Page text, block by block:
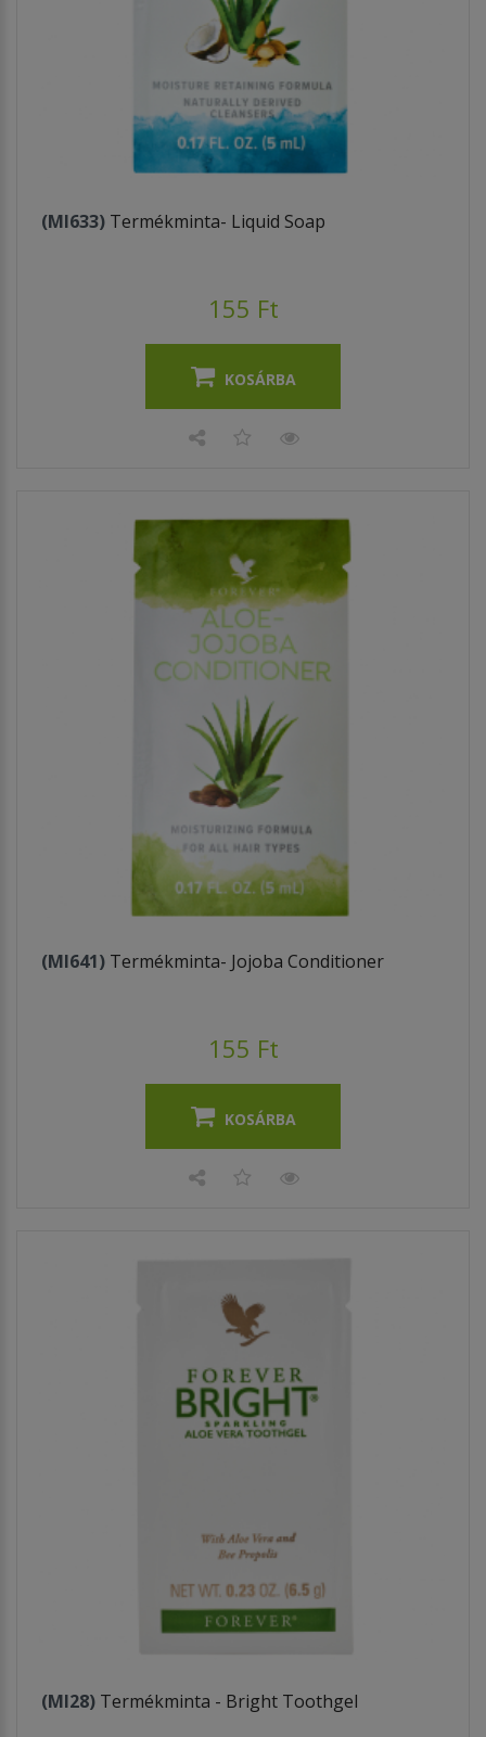
(MI633) Termékminta- Liquid Soap
155 Ft
KOSÁRBA
(MI641) Termékminta- Jojoba Conditioner
155 Ft
KOSÁRBA
(MI28) Termékminta - Bright Toothgel